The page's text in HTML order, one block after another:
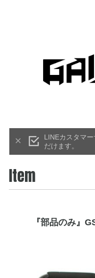
LINEカスタマ
だけます。
Item
『部品のみ』